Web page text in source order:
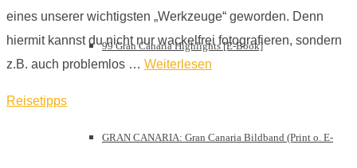
99 Gran Canaria Highlights [E-Book]
GRAN CANARIA: Gran Canaria Bildband (Print o. E-
eines unserer wichtigsten „Werkzeuge“ geworden. Denn
hiermit kannst du nicht nur wackelfrei fotografieren, sondern
z.B. auch problemlos … Weiterlesen
Reisetipps